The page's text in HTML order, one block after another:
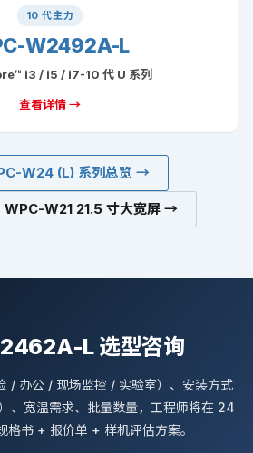
10 代主力
W2492A-L
i3 / i5 / i7-10 代 U 系列
查看详情 →
W24 (L) 系列总览 →
WPC-W21 21.5 寸大宽屏 →
L 选型咨询
/ 办公 / 现场监控 / 实验室）、安装方式
、宽温需求、批量数量，工程师将在 24
格书 + 报价单 + 样机评估方案。